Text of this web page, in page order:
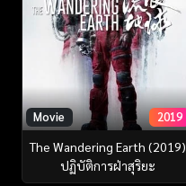
Movie 2019
The Wandering Earth (2019)
ปฏิบัติการฝ่าสุริยะ